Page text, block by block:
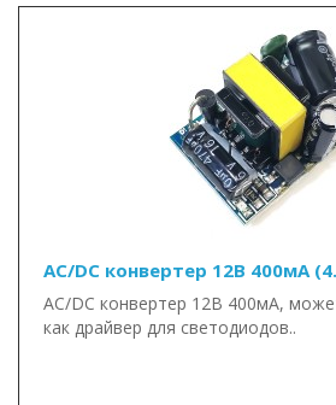
AC/DC конвертер 12В 400мА
AC/DC конвертер 12В 400мА,
как драйвер для светодиодов..